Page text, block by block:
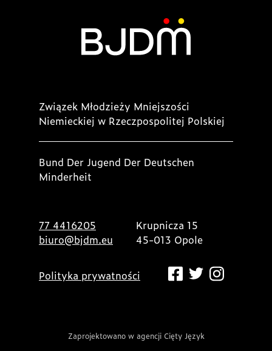
Związek Młodzieży Mniejszości
Niemieckiej w Rzeczpospolitej Polskiej
Bund Der Jugend Der Deutschen
Minderheit
77 4416205
biuro@bjdm.eu
Krupnicza 15
45-013 Opole
Polityka prywatności
Zaprojektowano w agencji Cięty Język